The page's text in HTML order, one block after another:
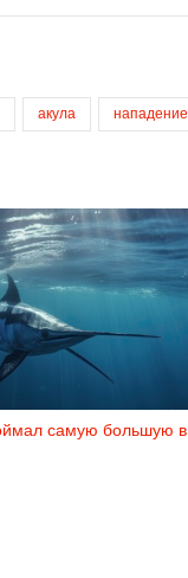
акула нападение
самую большую в